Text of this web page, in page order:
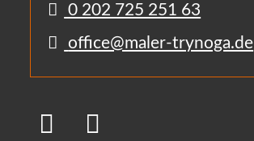
0 202 725 251 63
office@maler-trynoga.de